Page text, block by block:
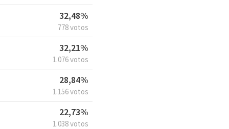
32,48%
778 votos
32,21%
1.076 votos
28,84%
1.156 votos
22,73%
1.038 votos